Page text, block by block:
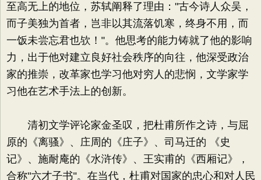
至高无上的地位，苏轼阐释了理由："古今诗人众吴，
而子美独为首者，岂非以其流落饥寒，终身不用，而
一饭未尝忘君也欤！"。他思考的能力铸就了他的影响
力，出于他对建立良好社会秩序的向往，他深受政治
家的推崇，改革家也学习他对穷人的悲悯，文学家学
习他在艺术手法上的创新。
清初文学评论家金圣叹，把杜甫所作之诗，与屈
原的《离骚》、庄周的《庄子》、司马迁的 《史
记》、施耐庵的《水浒传》、王实甫的《西厢记》，
合称"六才子书"。在当代，杜甫对国家的忠心和对人民